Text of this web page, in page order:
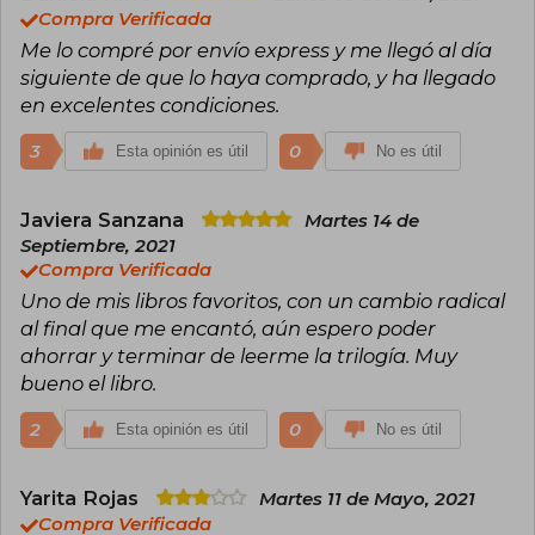
Compra Verificada
Me lo compré por envío express y me llegó al día
siguiente de que lo haya comprado, y ha llegado
en excelentes condiciones.
3 Esta opinión es útil 0 No es útil
Javiera Sanzana
Martes 14 de
Septiembre, 2021
Compra Verificada
Uno de mis libros favoritos, con un cambio radical
al final que me encantó, aún espero poder
ahorrar y terminar de leerme la trilogía. Muy
bueno el libro.
2 Esta opinión es útil 0 No es útil
Yarita Rojas
Martes 11 de Mayo, 2021
Compra Verificada